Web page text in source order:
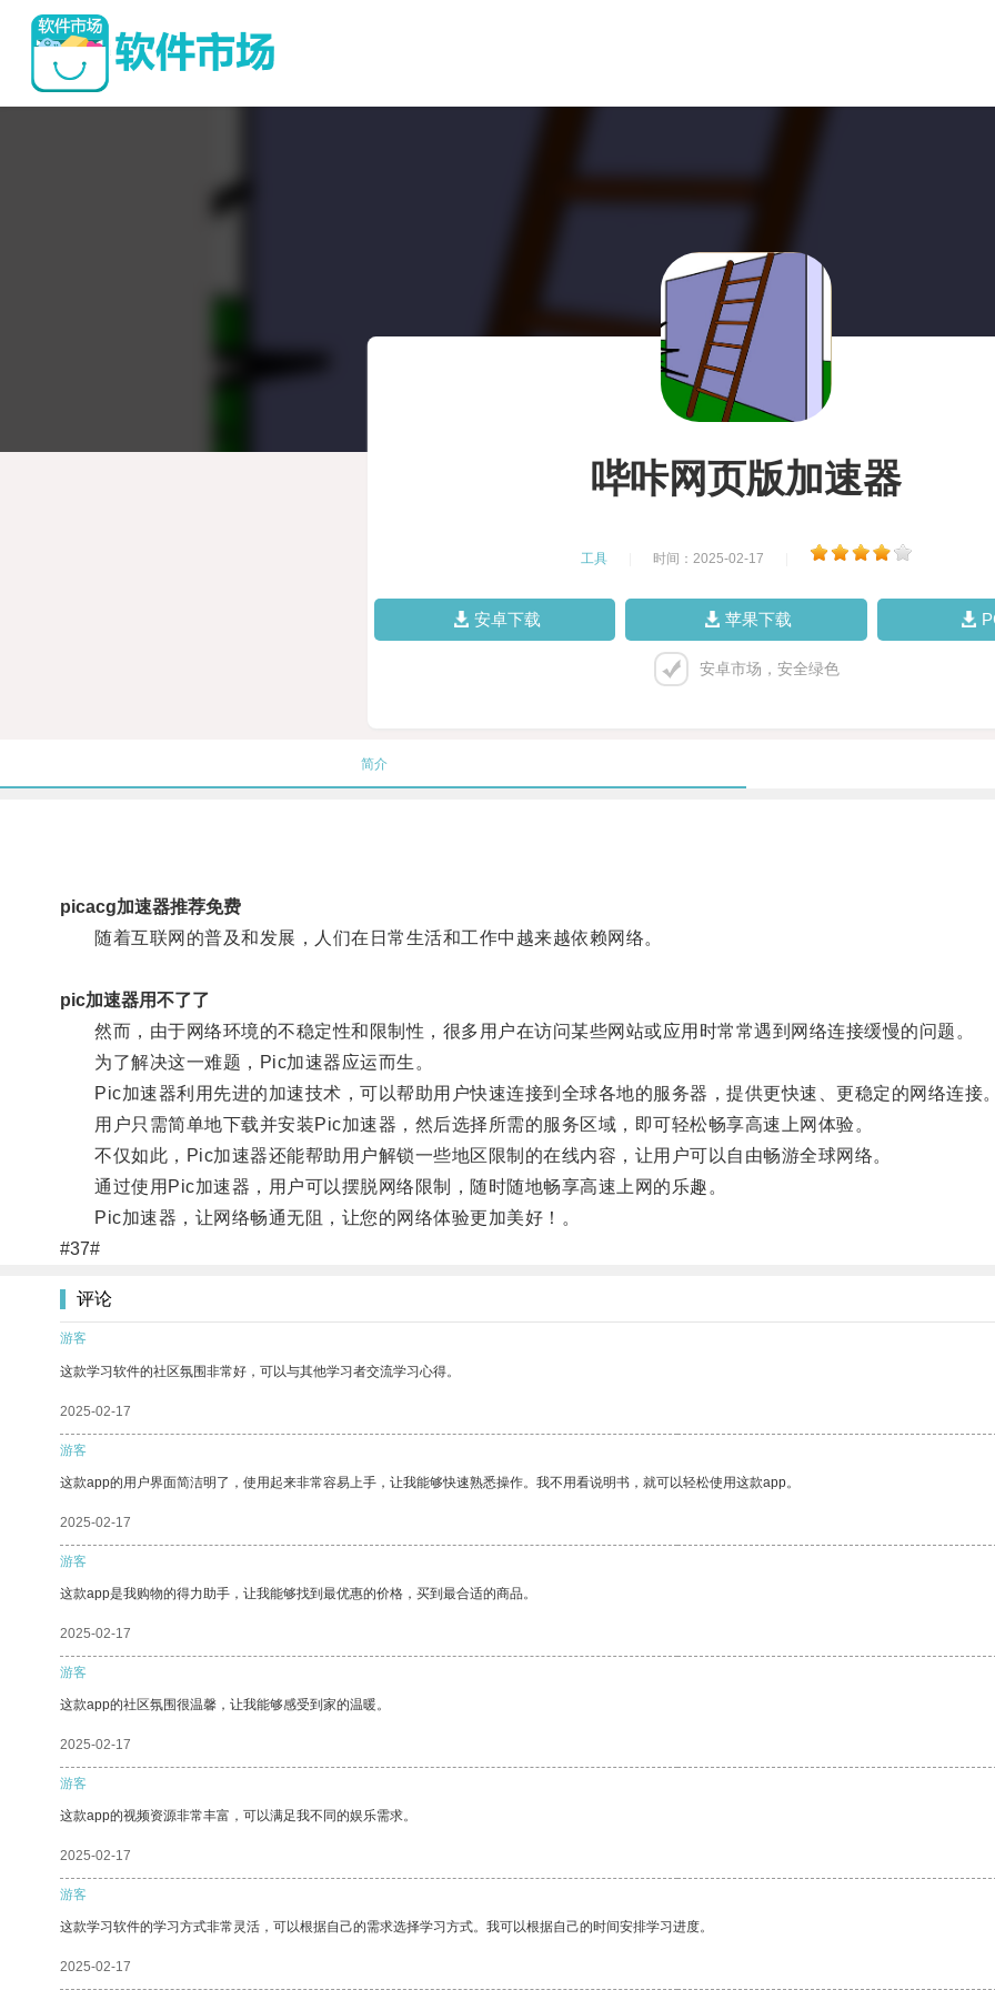
哔咔网页版加速器
工具 时间：2025-02-17
安卓下载 苹果下载
安卓市场，安全绿色
简介
picacg加速器推荐免费
随着互联网的普及和发展，人们在日常生活和工作中越来越依赖网络。
pic加速器用不了了
然而，由于网络环境的不稳定性和限制性，很多用户在访问某些网站或应用时常常遇到网络连接缓慢的问题。
为了解决这一难题，Pic加速器应运而生。
Pic加速器利用先进的加速技术，可以帮助用户快速连接到全球各地的服务器，提供更快速、更稳定的网络连接。
用户只需简单地下载并安装Pic加速器，然后选择所需的服务区域，即可轻松畅享高速上网体验。
不仅如此，Pic加速器还能帮助用户解锁一些地区限制的在线内容，让用户可以自由畅游全球网络。
通过使用Pic加速器，用户可以摆脱网络限制，随时随地畅享高速上网的乐趣。
Pic加速器，让网络畅通无阻，让您的网络体验更加美好！。
#37#
评论
游客
这款学习软件的社区氛围非常好，可以与其他学习者交流学习心得。
2025-02-17
游客
这款app的用户界面简洁明了，使用起来非常容易上手，让我能够快速熟悉操作。我不用看说明书，就可以轻松使用这款app。
2025-02-17
游客
这款app是我购物的得力助手，让我能够找到最优惠的价格，买到最合适的商品。
2025-02-17
游客
这款app的社区氛围很温馨，让我能够感受到家的温暖。
2025-02-17
游客
这款app的视频资源非常丰富，可以满足我不同的娱乐需求。
2025-02-17
游客
这款学习软件的学习方式非常灵活，可以根据自己的需求选择学习方式。我可以根据自己的时间安排学习进度。
2025-02-17